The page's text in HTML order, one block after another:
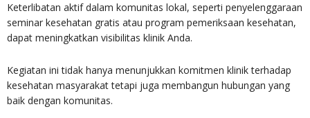
Keterlibatan aktif dalam komunitas lokal, seperti penyelenggaraan
seminar kesehatan gratis atau program pemeriksaan kesehatan,
dapat meningkatkan visibilitas klinik Anda.
Kegiatan ini tidak hanya menunjukkan komitmen klinik terhadap
kesehatan masyarakat tetapi juga membangun hubungan yang
baik dengan komunitas.